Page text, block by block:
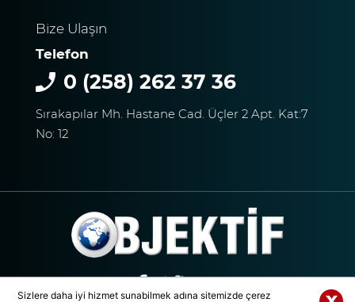
Sizlere daha iyi hizmet sunabilmek adına sitemizde çerez
UYUŞTURUCU ETKİSİNDEKİ
SAATLERCE BEKLEDİ
Kaza Kazayı Getirdi
Bize Ulaşın
Telefon
0 (258) 262 37 36
Sırakapılar Mh. Hastane Cad. Üçler 2 Apt. Kat:7
No: 12